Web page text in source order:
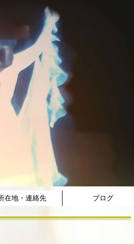
在地・連絡先 ブログ